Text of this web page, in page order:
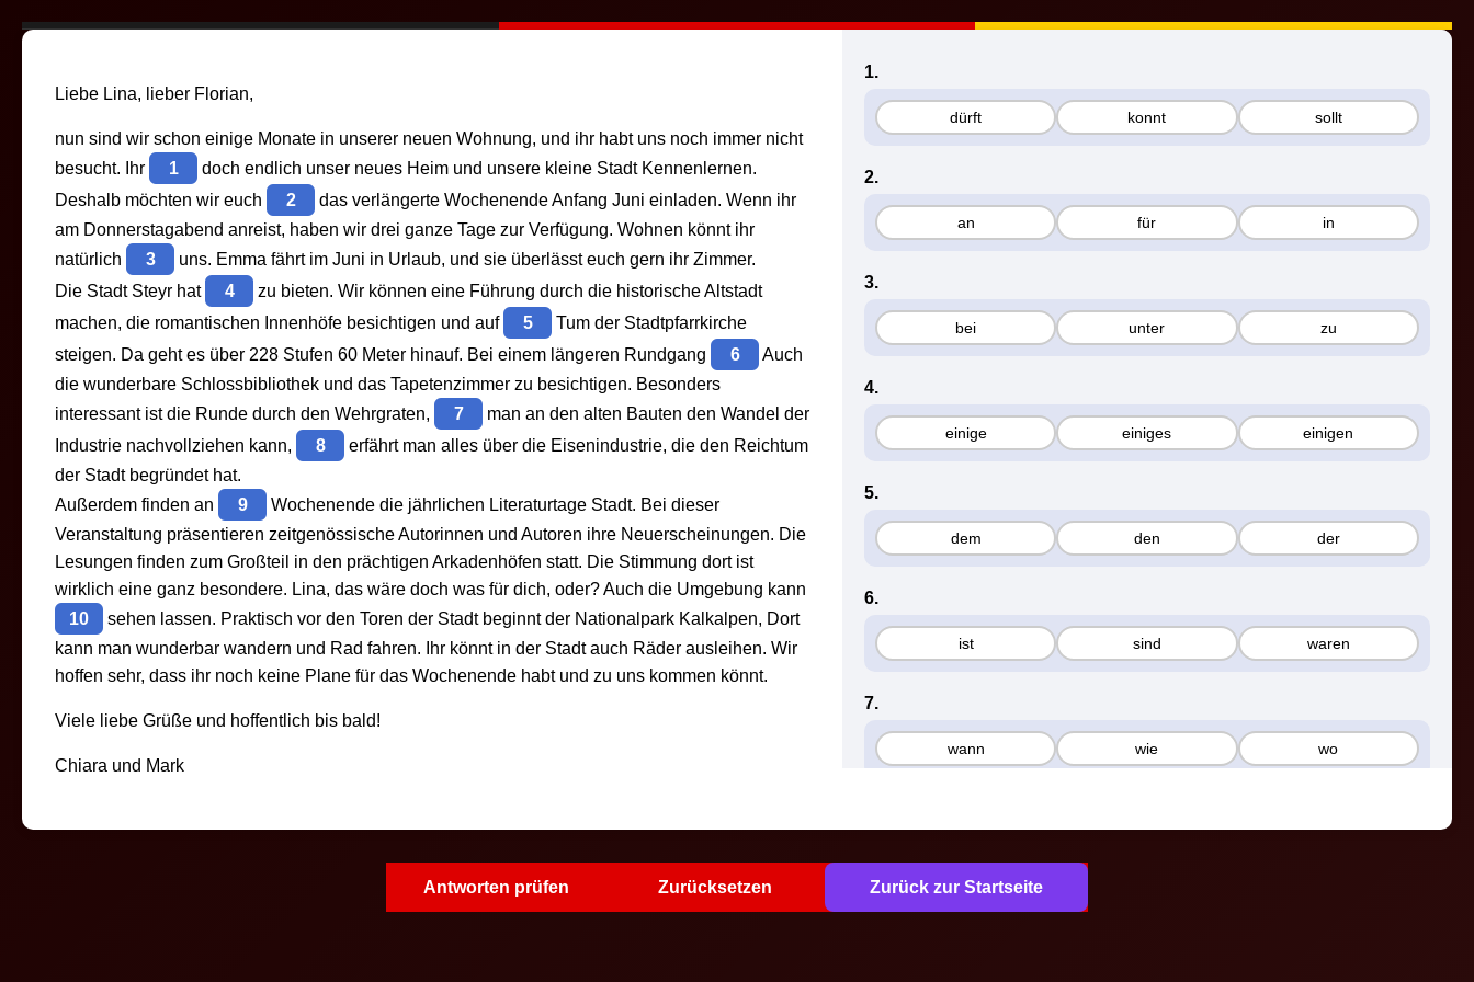
Liebe Lina, lieber Florian,
nun sind wir schon einige Monate in unserer neuen Wohnung, und ihr habt uns noch immer nicht
besucht. Ihr
1
doch endlich unser neues Heim und unsere kleine Stadt Kennenlernen.
Deshalb möchten wir euch
2
das verlängerte Wochenende Anfang Juni einladen. Wenn ihr
am Donnerstagabend anreist, haben wir drei ganze Tage zur Verfügung. Wohnen könnt ihr
natürlich
3
uns. Emma fährt im Juni in Urlaub, und sie überlässt euch gern ihr Zimmer.
Die Stadt Steyr hat
4
zu bieten. Wir können eine Führung durch die historische Altstadt
machen, die romantischen Innenhöfe besichtigen und auf
5
Tum der Stadtpfarrkirche
steigen. Da geht es über 228 Stufen 60 Meter hinauf. Bei einem längeren Rundgang
6
Auch
die wunderbare Schlossbibliothek und das Tapetenzimmer zu besichtigen. Besonders
interessant ist die Runde durch den Wehrgraten,
7
man an den alten Bauten den Wandel der
Industrie nachvollziehen kann,
8
erfährt man alles über die Eisenindustrie, die den Reichtum
der Stadt begründet hat.
Außerdem finden an
9
Wochenende die jährlichen Literaturtage Stadt. Bei dieser
Veranstaltung präsentieren zeitgenössische Autorinnen und Autoren ihre Neuerscheinungen. Die
Lesungen finden zum Großteil in den prächtigen Arkadenhöfen statt. Die Stimmung dort ist
wirklich eine ganz besondere. Lina, das wäre doch was für dich, oder? Auch die Umgebung kann
10
sehen lassen. Praktisch vor den Toren der Stadt beginnt der Nationalpark Kalkalpen, Dort
kann man wunderbar wandern und Rad fahren. Ihr könnt in der Stadt auch Räder ausleihen. Wir
hoffen sehr, dass ihr noch keine Plane für das Wochenende habt und zu uns kommen könnt.
Viele liebe Grüße und hoffentlich bis bald!
Chiara und Mark
1.
dürft konnt sollt
2.
an für in
3.
bei unter zu
4.
einige einiges einigen
5.
dem den der
6.
ist sind waren
7.
wann wie wo
9.
Antworten prüfen Zurücksetzen Zurück zur Startseite